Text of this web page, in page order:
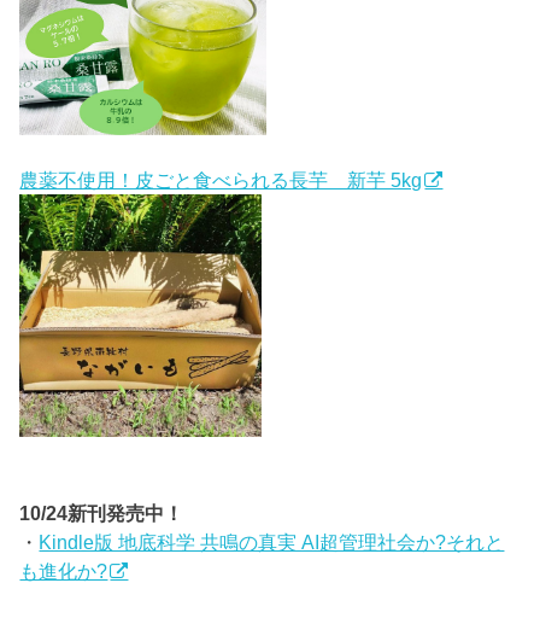
農薬不使用！皮ごと食べられる長芋 新芋 5kg
10/24新刊発売中！
・ Kindle版 地底科学 共鳴の真実 AI超管理社会か?それと
も進化か?